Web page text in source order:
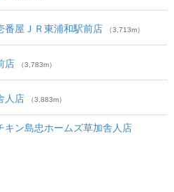
番屋ＪＲ東浦和駅前店 （3,713m）
店 （3,783m）
人店 （3,883m）
キン島忠ホームズ草加舎人店